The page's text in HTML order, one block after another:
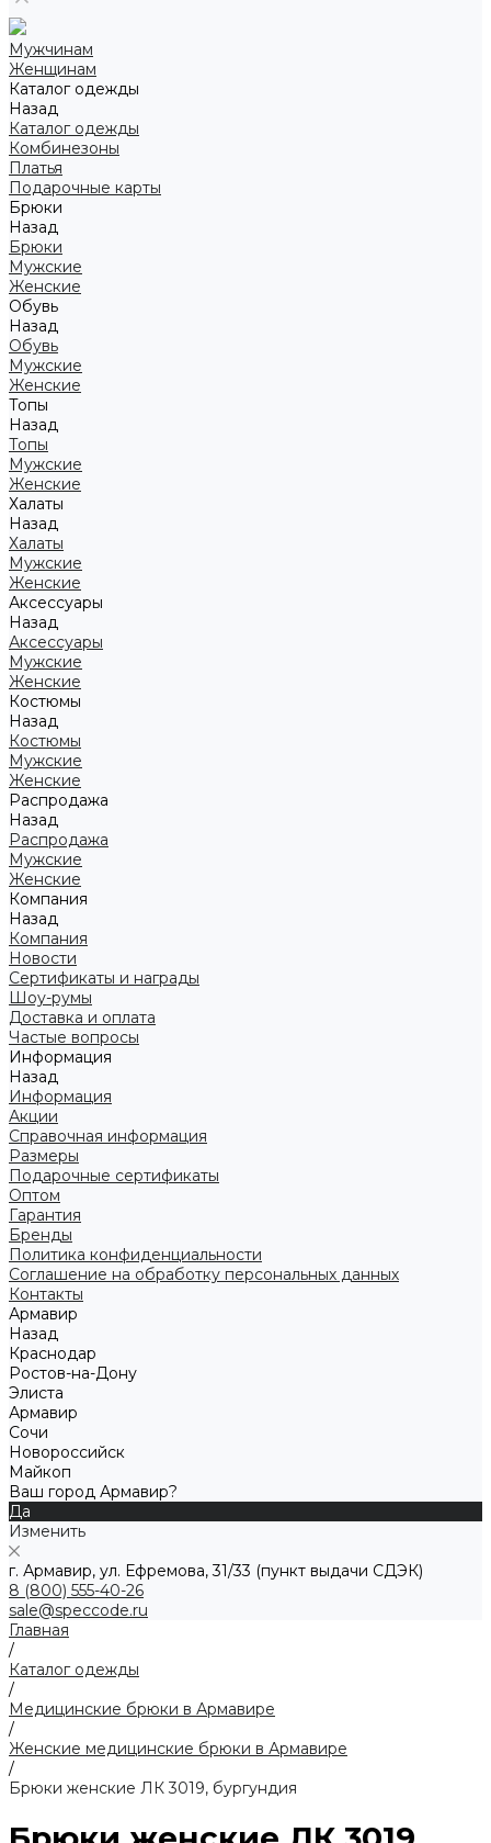
Мужчинам
Женщинам
Каталог одежды
Назад
Каталог одежды
Комбинезоны
Платья
Подарочные карты
Брюки
Назад
Брюки
Мужские
Женские
Обувь
Назад
Обувь
Мужские
Женские
Топы
Назад
Топы
Мужские
Женские
Халаты
Назад
Халаты
Мужские
Женские
Аксессуары
Назад
Аксессуары
Мужские
Женские
Костюмы
Назад
Костюмы
Мужские
Женские
Распродажа
Назад
Распродажа
Мужские
Женские
Компания
Назад
Компания
Новости
Сертификаты и награды
Шоу-румы
Доставка и оплата
Частые вопросы
Информация
Назад
Информация
Акции
Справочная информация
Размеры
Подарочные сертификаты
Оптом
Гарантия
Бренды
Политика конфиденциальности
Соглашение на обработку персональных данных
Контакты
Армавир
Назад
Краснодар
Ростов-на-Дону
Элиста
Армавир
Сочи
Новороссийск
Майкоп
Ваш город Армавир?
Да
Изменить
г. Армавир, ул. Ефремова, 31/33 (пункт выдачи СДЭК)
8 (800) 555-40-26
sale@speccode.ru
Главная
/
Каталог одежды
/
Медицинские брюки в Армавире
/
Женские медицинские брюки в Армавире
/
Брюки женские ЛК 3019, бургундия